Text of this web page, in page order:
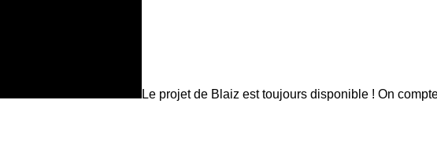
Le projet de Blaiz est toujours disponible ! On